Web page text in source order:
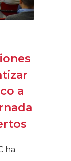
a
ha